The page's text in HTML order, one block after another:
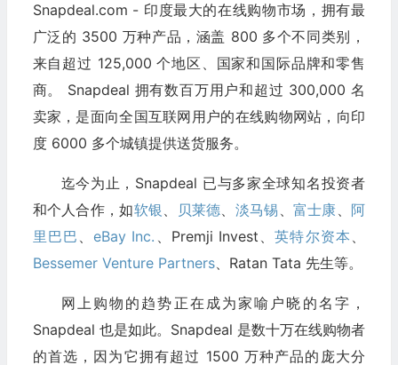
Snapdeal.com - 印度最大的在线购物市场，拥有最
广泛的 3500 万种产品，涵盖 800 多个不同类别，
来自超过 125,000 个地区、国家和国际品牌和零售
商。 Snapdeal 拥有数百万用户和超过 300,000 名
卖家，是面向全国互联网用户的在线购物网站，向印
度 6000 多个城镇提供送货服务。
迄今为止，Snapdeal 已与多家全球知名投资者
和个人合作，如软银 、 贝莱德、 淡马锡 、 富士康、 阿
里巴巴 、eBay Inc. 、Premji Invest、英特尔资本 、
Bessemer Venture Partners、Ratan Tata 先生等。
网上购物的趋势正在成为家喻户晓的名字，
Snapdeal 也是如此。Snapdeal 是数十万在线购物者
的首选，因为它拥有超过 1500 万种产品的庞大分